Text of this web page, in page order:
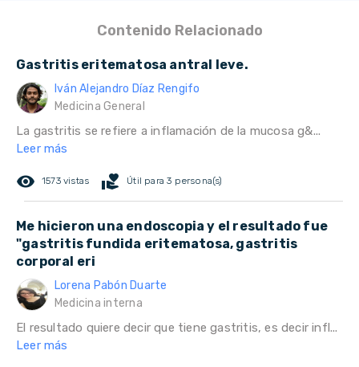
Contenido Relacionado
Gastritis eritematosa antral leve.
Iván Alejandro Díaz Rengifo
Medicina General
La gastritis se refiere a inflamación de la mucosa g&...
Leer más
remove_red_eye 1573 vistas volunteer_activism Útil para 3 persona(s)
Me hicieron una endoscopia y el resultado fue
"gastritis fundida eritematosa, gastritis
corporal eri
Lorena Pabón Duarte
Medicina interna
El resultado quiere decir que tiene gastritis, es decir infl...
Leer más